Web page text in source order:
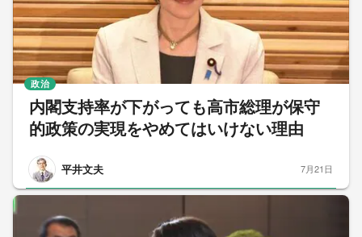
内閣支持率が下がっても高市総理が保守
的政策の実現をやめてはいけない理由
平井文夫
政治
7月21日